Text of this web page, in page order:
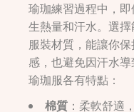
瑜珈練習過程中，
生熱量和汗水。選
服裝材質，能讓你
感，也避免因汗水
瑜珈服各有特點：
棉質 ：柔軟舒適